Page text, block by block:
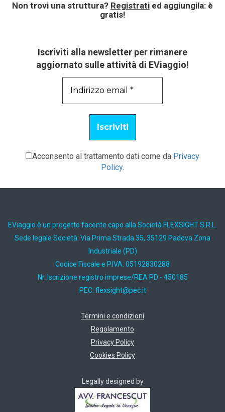
Non trovi una struttura? Registrati ed aggiungila: è
gratis!
Iscriviti alla newsletter per rimanere
aggiornato sulle attività di EViaggio!
Acconsento al trattamento dati come da Privacy
Policy.
EViaggio è un progetto facente capo alla Società FLEXSIGHT S.R.L.
Sede legale Società: Via Prima Strada 35, 35129 Padova Zona
Industriale (PD)
Codice Fiscale e P.IVA: 05192830288
Nr. Iscrizione registro imprese/REA PD - 450185
PEC: ti.cep@thgisxelf
Termini e condizioni
Regolamento
Privacy Policy
Cookies Policy
Legally designed by